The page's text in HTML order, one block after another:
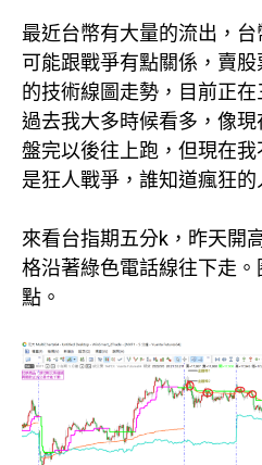
最近台幣有大量的流出，台
可能跟戰爭有點關係，賣
的技術線圖走勢，目前正在
過去我大多時候看多，像
盤完以後往上跑，但現在
是狂人戰爭，誰知道瘋狂的
來看台指期五分k，昨天開
格沿著綠色電話線往下走
點。